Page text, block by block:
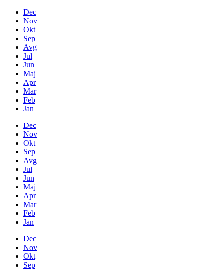
Dec
Nov
Okt
Sep
Avg
Jul
Jun
Maj
Apr
Mar
Feb
Jan
Dec
Nov
Okt
Sep
Avg
Jul
Jun
Maj
Apr
Mar
Feb
Jan
Dec
Nov
Okt
Sep